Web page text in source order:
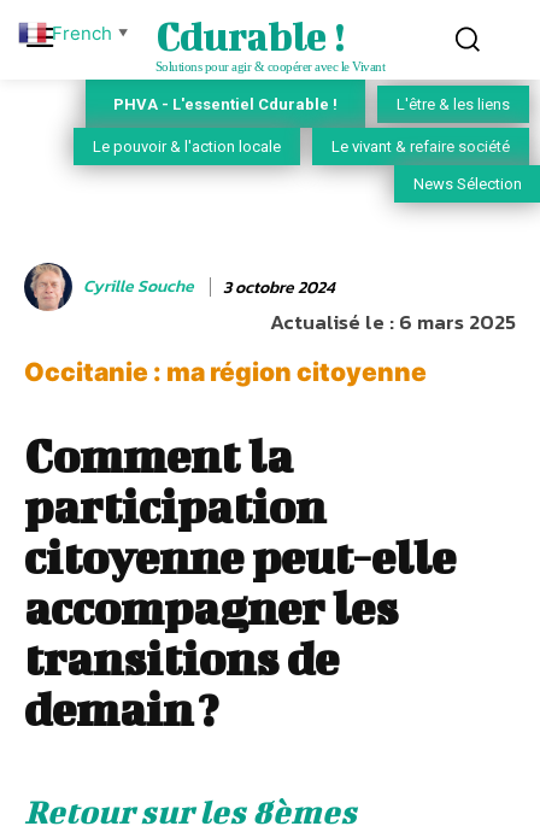
Cdurable !
Solutions pour agir & coopérer avec le Vivant
PHVA - L'essentiel Cdurable ! L'être & les liens
Le pouvoir & l'action locale Le vivant & refaire société
News Sélection
Cyrille Souche 3 octobre 2024
Actualisé le :6 mars 2025
Occitanie : ma région citoyenne
Comment la
participation
citoyenne peut-elle
accompagner les
transitions de
demain ?
Retour sur les 8èmes
French ▼